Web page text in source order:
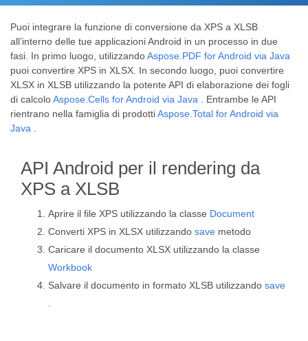
Puoi integrare la funzione di conversione da XPS a XLSB
all’interno delle tue applicazioni Android in un processo in due
fasi. In primo luogo, utilizzandoAspose.PDF for Android via Java
puoi convertire XPS in XLSX. In secondo luogo, puoi convertire
XLSX in XLSB utilizzando la potente API di elaborazione dei fogli
di calcoloAspose.Cells for Android via Java . Entrambe le API
rientrano nella famiglia di prodottiAspose.Total for Android via
Java
API Android per il rendering da
XPS a XLSB
Aprire il file XPS utilizzando la classe Document
Converti XPS in XLSX utilizzando save metodo
Caricare il documento XLSX utilizzando la classe
Workbook
Salvare il documento in formato XLSB utilizzando save